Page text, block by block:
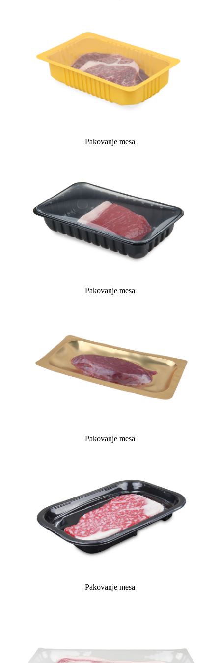
Pakovanje mesa
Pakovanje mesa
Pakovanje mesa
Pakovanje mesa